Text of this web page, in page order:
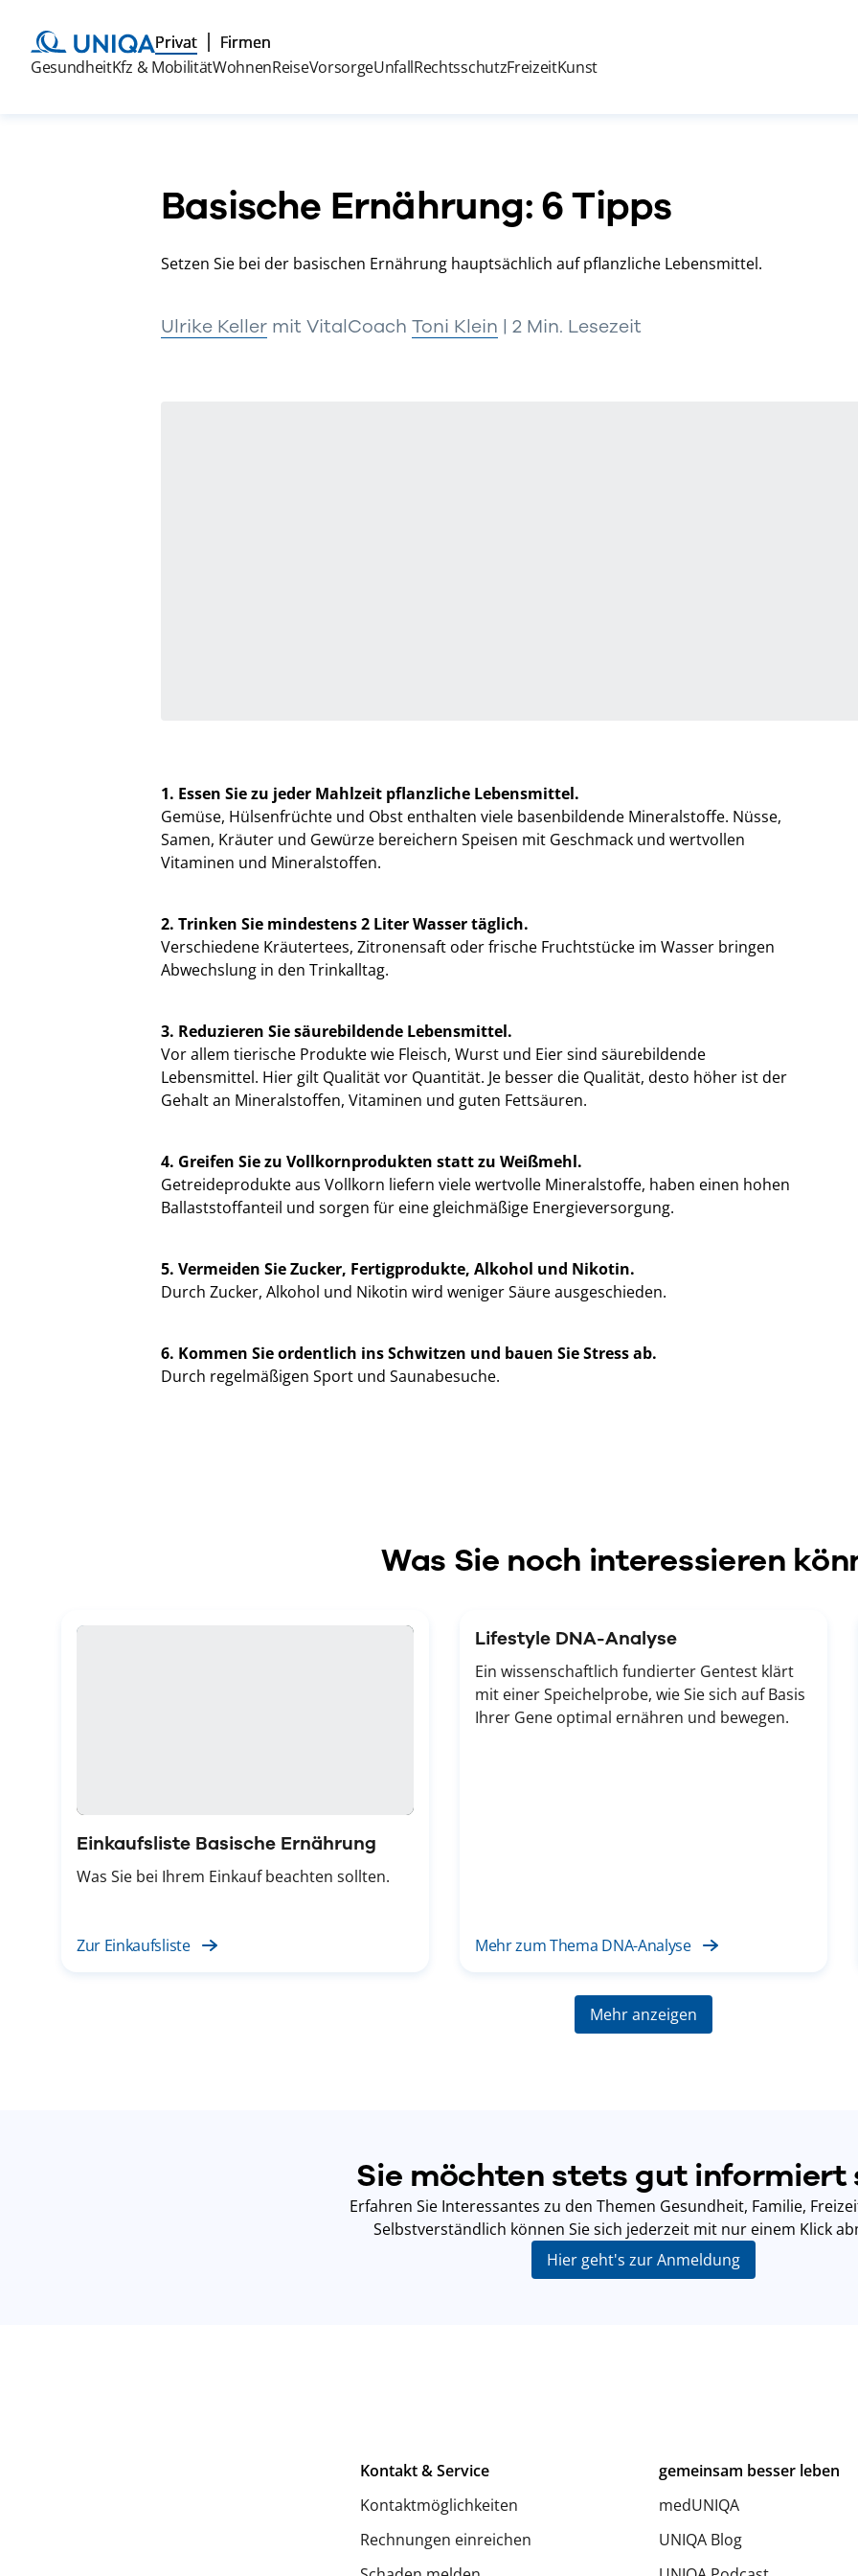
Privat
Firmen
GesundheitKfz & MobilitätWohnenReiseVorsorgeUnfallRechtsschutzFreizeitKunst
Basische Ernährung: 6 Tipps
Setzen Sie bei der basischen Ernährung hauptsächlich auf pflanzliche Lebensmittel.
Ulrike Keller mit VitalCoach Toni Klein | 2 Min. Lesezeit
1. Essen Sie zu jeder Mahlzeit pflanzliche Lebensmittel.
Gemüse, Hülsenfrüchte und Obst enthalten viele basenbildende Mineralstoffe. Nüsse,
Samen, Kräuter und Gewürze bereichern Speisen mit Geschmack und wertvollen
Vitaminen und Mineralstoffen.
2. Trinken Sie mindestens 2 Liter Wasser täglich.
Verschiedene Kräutertees, Zitronensaft oder frische Fruchtstücke im Wasser bringen
Abwechslung in den Trinkalltag.
3. Reduzieren Sie säurebildende Lebensmittel.
Vor allem tierische Produkte wie Fleisch, Wurst und Eier sind säurebildende
Lebensmittel. Hier gilt Qualität vor Quantität. Je besser die Qualität, desto höher ist der
Gehalt an Mineralstoffen, Vitaminen und guten Fettsäuren.
4. Greifen Sie zu Vollkornprodukten statt zu Weißmehl.
Getreideprodukte aus Vollkorn liefern viele wertvolle Mineralstoffe, haben einen hohen
Ballaststoffanteil und sorgen für eine gleichmäßige Energieversorgung.
5. Vermeiden Sie Zucker, Fertigprodukte, Alkohol und Nikotin.
Durch Zucker, Alkohol und Nikotin wird weniger Säure ausgeschieden.
6. Kommen Sie ordentlich ins Schwitzen und bauen Sie Stress ab.
Durch regelmäßigen Sport und Saunabesuche.
Was Sie noch interessieren
Einkaufsliste Basische Ernährung
Was Sie bei Ihrem Einkauf beachten sollten.
Zur Einkaufsliste
Lifestyle DNA-Analyse
Ein wissenschaftlich fundierter Gentest klärt
mit einer Speichelprobe, wie Sie sich auf Basis
Ihrer Gene optimal ernähren und bewegen.
Mehr zum Thema DNA-Analyse
Mehr anzeigen
Sie möchten stets gut informiert
Erfahren Sie Interessantes zu den Themen Gesundheit, Familie,
Selbstverständlich können Sie sich jederzeit mit nur einem Klick
Hier geht's zur Anmeldung
Kontakt & Service
Kontaktmöglichkeiten
Rechnungen einreichen
gemeinsam besser leben
medUNIQA
UNIQA Blog